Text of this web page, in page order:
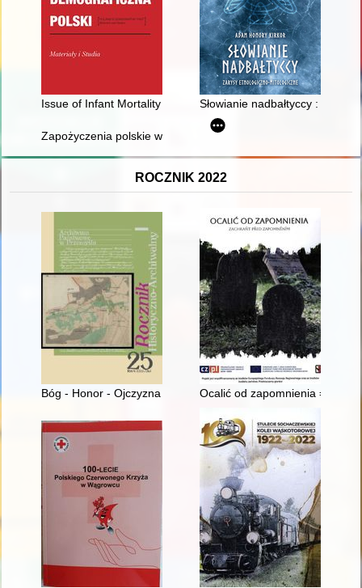
Issue of Infant Mortality in Polish Historical Research =
Słowianie nadbałtyccy :
Zapożyczenia polskie w szesnastowiecznych ruskich Aktach
ROCZNIK 2022
Bóg - Honor - Ojczyzna - Nauka - Rodzina : Refleksje o
Ocalić od zapomnienia =